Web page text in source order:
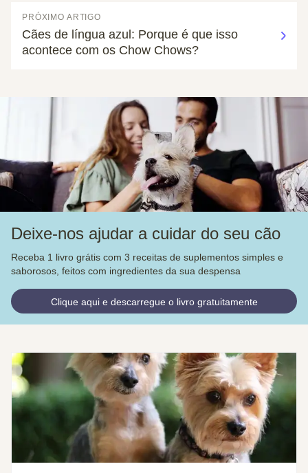
PRÓXIMO ARTIGO
Cães de língua azul: Porque é que isso
acontece com os Chow Chows?
Deixe-nos ajudar a cuidar do seu cão
Receba 1 livro grátis com 3 receitas de suplementos simples e
saborosos, feitos com ingredientes da sua despensa
Clique aqui e descarregue o livro gratuitamente